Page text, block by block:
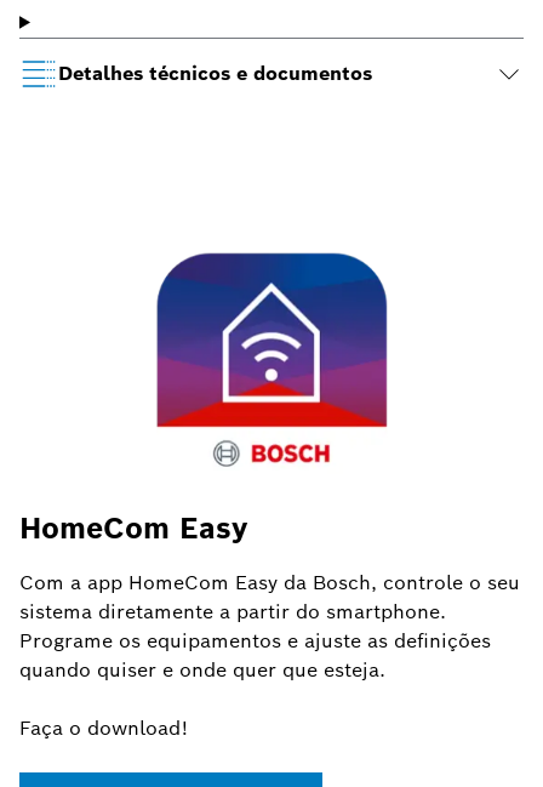
Detalhes técnicos e documentos
HomeCom Easy
Com a app HomeCom Easy da Bosch, controle o seu
sistema diretamente a partir do smartphone.
Programe os equipamentos e ajuste as definições
quando quiser e onde quer que esteja.
Faça o download!